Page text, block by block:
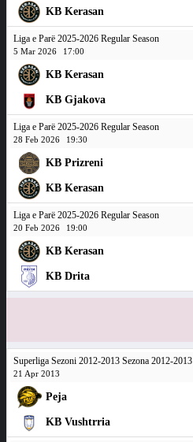
KB Kerasan
Liga e Parë 2025-2026 Regular Season
5 Mar 2026 17:00
KB Kerasan
KB Gjakova
Liga e Parë 2025-2026 Regular Season
28 Feb 2026 19:30
KB Prizreni
KB Kerasan
Liga e Parë 2025-2026 Regular Season
20 Feb 2026 19:00
KB Kerasan
KB Drita
Superliga Sezoni 2012-2013 Sezona 2012-2013
21 Apr 2013
Peja
KB Vushtrria